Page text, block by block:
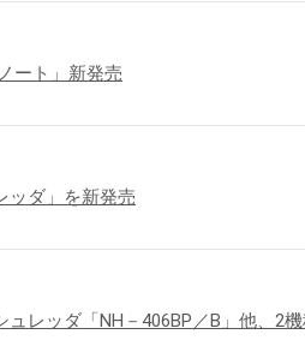
ート」新発売
ッダ」を新発売
レッダ「NH－406BP／B」他、2